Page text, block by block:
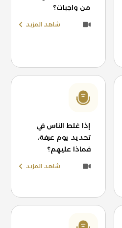
من واجبات؟
شاهد المزيد
إذا غلط الناس في
تحديد يوم عرفة،
فماذا عليهم؟
شاهد المزيد